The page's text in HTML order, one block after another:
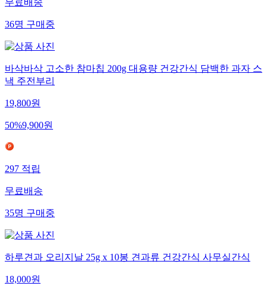
무료배송
36명구매중
바삭바삭 고소한 참마칩 200g 대용량 건강간식 담백한 과자 스
낵 주전부리
19,800원
50%9,900원
297적립
무료배송
35명구매중
하루견과 오리지날 25g x 10봉 견과류 건강간식 사무실간식
18,000원